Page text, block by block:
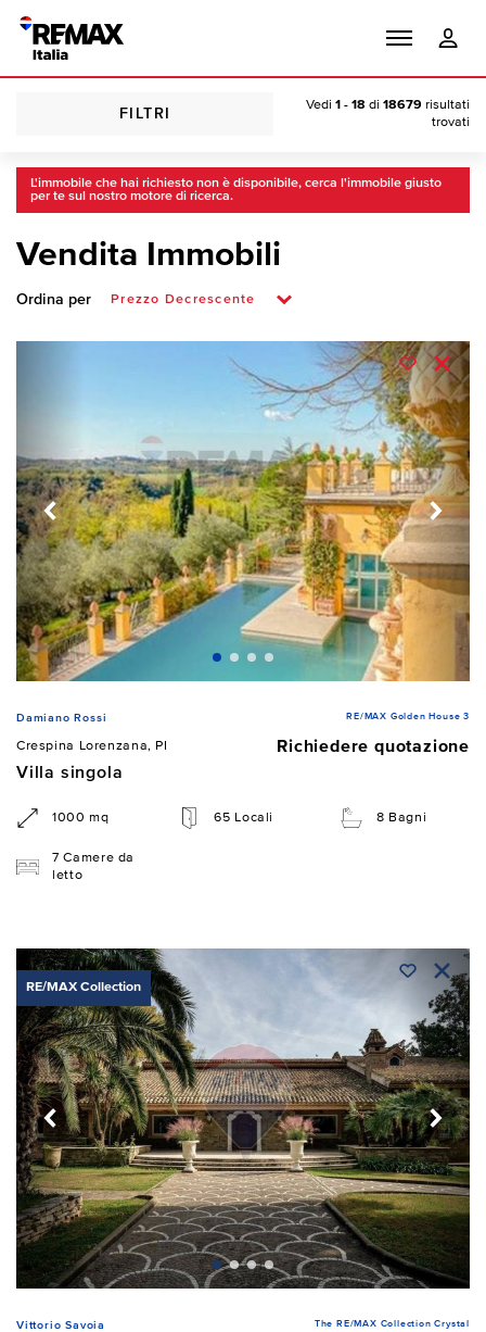
FILTRI
Vedi 1 - 18 di 18679 risultati
trovati
L'immobile che hai richiesto non è disponibile, cerca l'immobile giusto
per te sul nostro motore di ricerca.
Vendita Immobili
Ordina per
Damiano Rossi RE/MAX Golden House 3
Crespina Lorenzana, PI
Richiedere quotazione
Villa singola
1000 mq 65 Locali 8 Bagni
7 Camere da
letto
RE/MAX Collection
Vittorio Savoia The RE/MAX Collection Crystal